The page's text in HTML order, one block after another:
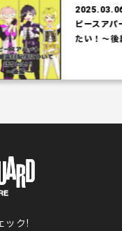
2025.03.06
ピースアパート
たい！～後編～
ック!